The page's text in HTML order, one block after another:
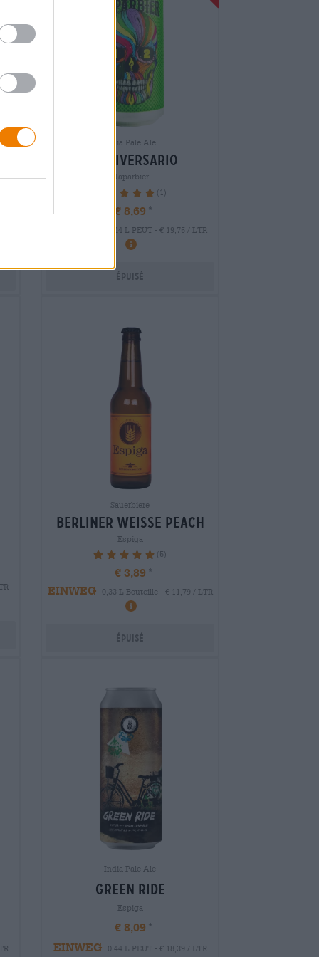
India Pale Ale
12 aniversario
Naparbier
100% (1)
€ 8,69
0,44 L PEUT - € 19,75 / LTR
Épuisé
Sauerbiere
berliner weisse peach
Espiga
100% (5)
€ 3,89
EINWEG
0,33 L Bouteille - € 11,79 / LTR
Épuisé
India Pale Ale
green ride
Espiga
€ 8,09
EINWEG
0,44 L PEUT - € 18,39 / LTR